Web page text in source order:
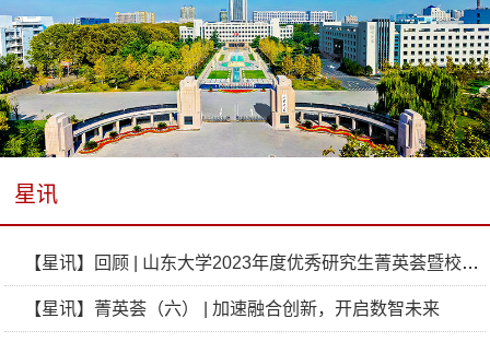
星讯
【星讯】回顾 | 山东大学2023年度优秀研究生菁英荟暨校长奖评审圆满落幕
【星讯】菁英荟（六） | 加速融合创新，开启数智未来